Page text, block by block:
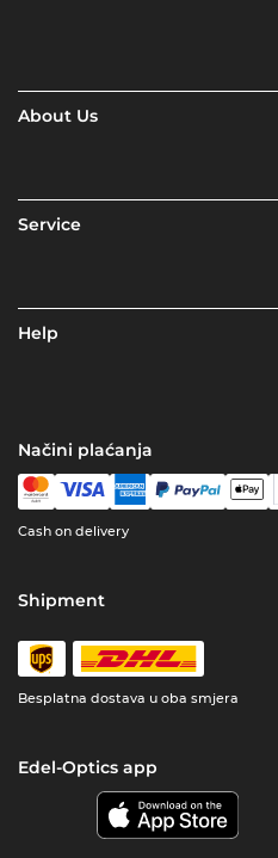
About Us
Service
Help
Načini plaćanja
Cash on delivery
Shipment
Besplatna dostava u oba smjera
Edel-Optics app